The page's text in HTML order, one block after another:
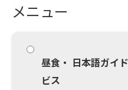
メニュー
昼食・ 日本語ガイ
ビス